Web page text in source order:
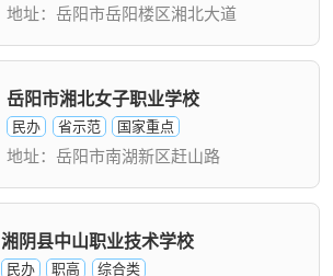
地址：岳阳市岳阳楼区湘北大道
岳阳市湘北女子职业学校
民办 省示范 国家重点
地址：岳阳市南湖新区赶山路
湘阴县中山职业技术学校
民办 职高 综合类